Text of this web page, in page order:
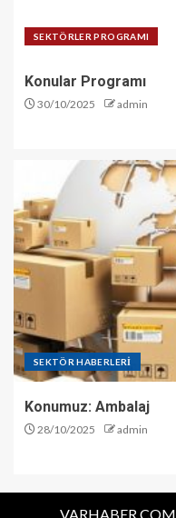
SEKTÖRLER PROGRAMI
Konular Programı
30/10/2025 admin
SEKTÖR HABERLERİ
Konumuz: Ambalaj
28/10/2025 admin
VARHABER.COM